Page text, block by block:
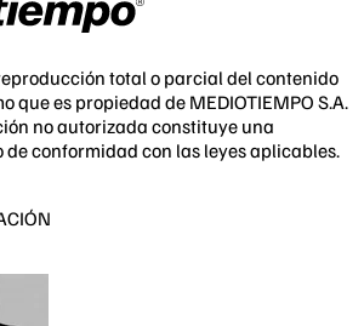
total o parcial del contenido
que es propiedad de MEDIOTIEMPO S.A.
no autorizada constituye una
conformidad con las leyes aplicables.